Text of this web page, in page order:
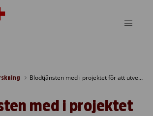
Blodtjänsten med i projektet för att utveckla läkemedelsforskning
med i projektet